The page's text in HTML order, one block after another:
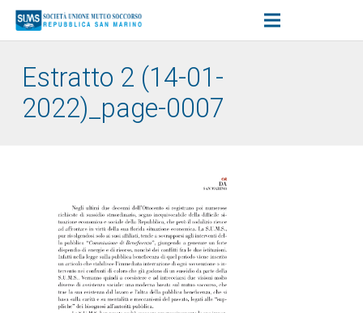
Estratto 2 (14-01-
2022)_page-0007